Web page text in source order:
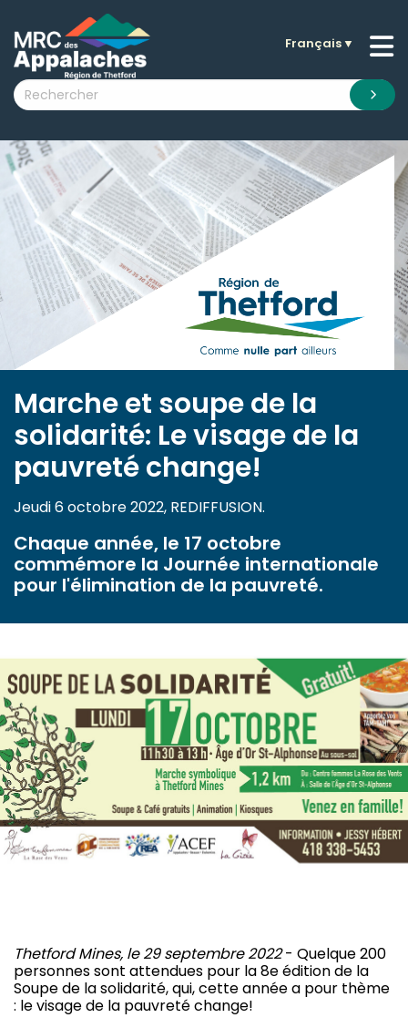
submenu (La MRC )
submenu (Citoyens )
submenu (Visiteurs )
submenu (Nouvelles )
submenu (Documentation )
Français▼
Marche et soupe de la
solidarité: Le visage de la
pauvreté change!
Jeudi 6 octobre 2022, REDIFFUSION.
Chaque année, le 17 octobre
commémore la Journée internationale
pour l'élimination de la pauvreté.
Thetford Mines, le 29 septembre 2022- Quelque 200
personnes sont attendues pour la 8e édition de la
Soupe de la solidarité, qui, cette année a pour thème
: le visage de la pauvreté change!